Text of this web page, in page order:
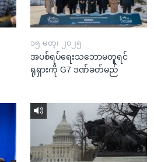
၁၅ မတ္၊ ၂၀၂၅
အပစ်ရပ်ရေးသဘောမတူရင်
ရုရှားကို G7 ဒဏ်ခတ်မည်